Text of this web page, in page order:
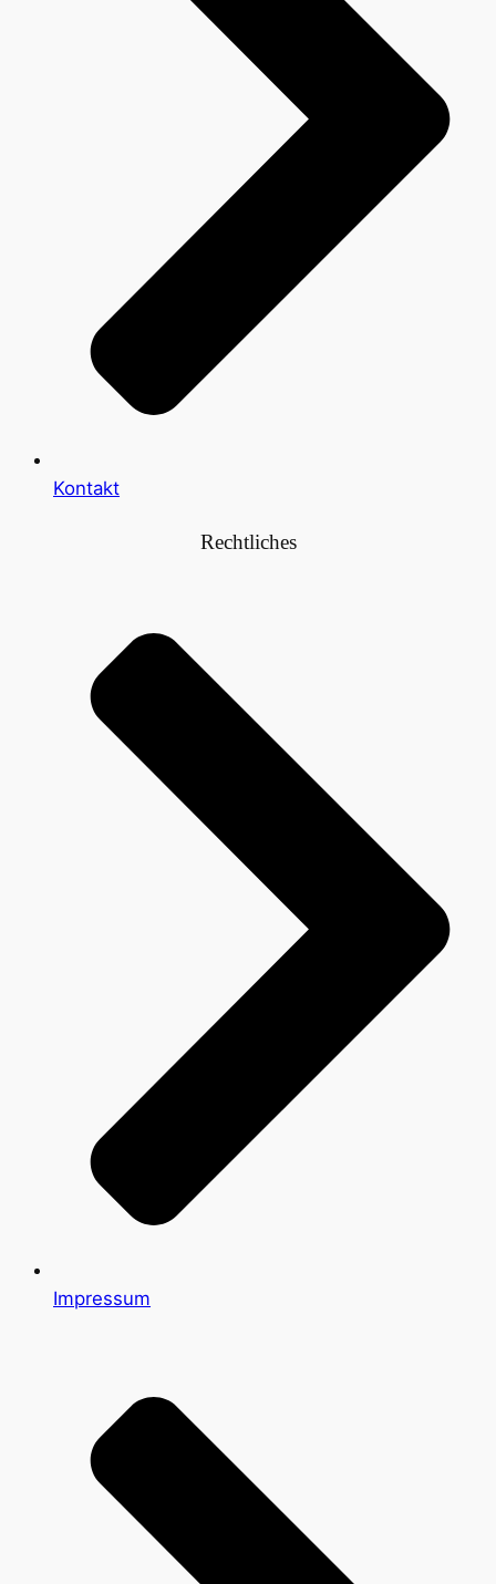
Kontakt
Rechtliches
Impressum